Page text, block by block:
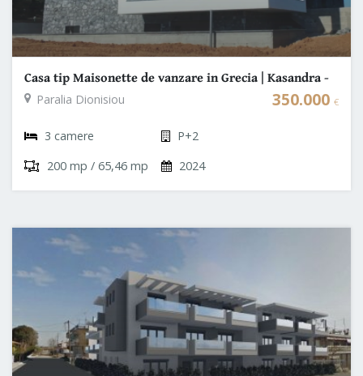
Casa tip Maisonette de vanzare in Grecia | Kasandra -
Halkidiki
Paralia Dionisiou 350.000 €
3 camere
P+2
200 mp / 65,46 mp
2024